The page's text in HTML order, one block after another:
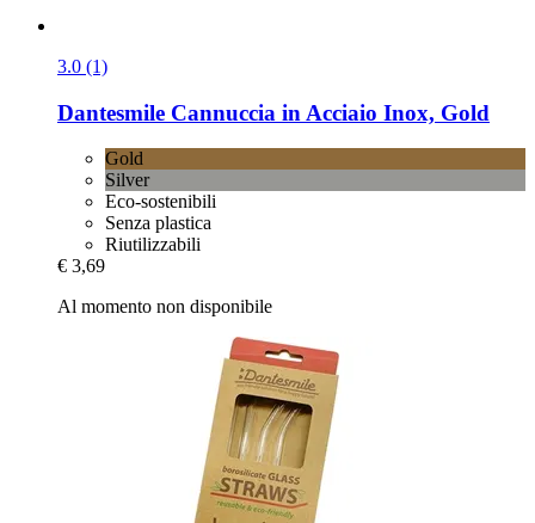
3.0 (1)
Dantesmile Cannuccia in Acciaio Inox, Gold
Gold
Silver
Eco-sostenibili
Senza plastica
Riutilizzabili
€ 3,69
Al momento non disponibile